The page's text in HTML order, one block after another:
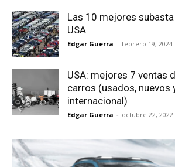
Las 10 mejores
USA
Edgar Guerra - febrero 19, 2024
USA: mejores 7 ventas
carros (usados, nuevos
internacional)
Edgar Guerra - octubre 22, 2022